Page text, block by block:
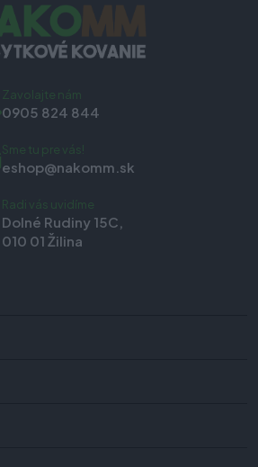
Zavolajte nám
0905 824 844
Sme tu pre vás!
eshop@nakomm.sk
Radi vás uvidíme
Dolné Rudiny 15C,
010 01 Žilina